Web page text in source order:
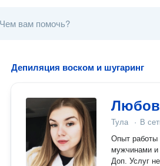
Депиляция воском и шугаринг
Тула · В
Опыт работы 3 года.
мужчинами и
Доп. Услуг